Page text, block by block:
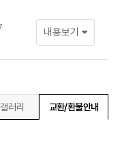
내용보기
러리 교환/환불안내